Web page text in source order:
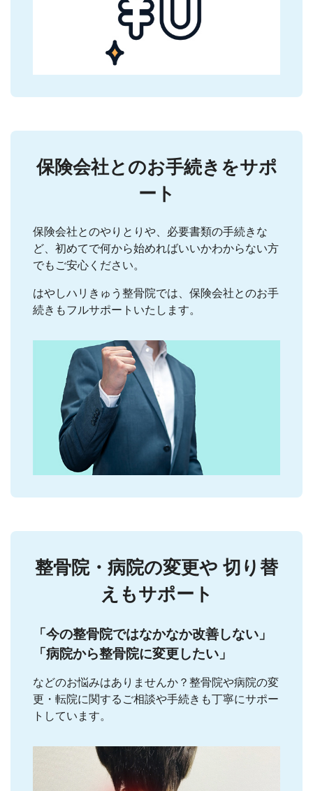
保険会社とのお手続きをサポ
ート
保険会社とのやりとりや、必要書類の手続きな
ど、初めてで何から始めればいいかわからない方
でもご安心ください。
はやしハリきゅう整骨院では、保険会社とのお手
続きもフルサポートいたします。
整骨院・病院の変更や 切り替
えもサポート
「今の整骨院ではなかなか改善しない」
「病院から整骨院に変更したい」
などのお悩みはありませんか？整骨院や病院の変
更・転院に関するご相談や手続きも丁寧にサポー
トしています。